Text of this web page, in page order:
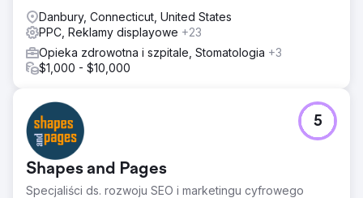
Danbury, Connecticut, United States
PPC, Reklamy displayowe +23
Opieka zdrowotna i szpitale, Stomatologia +3
$1,000 - $10,000
Shapes and Pages
Specjaliści ds. rozwoju SEO i marketingu cyfrowego
5